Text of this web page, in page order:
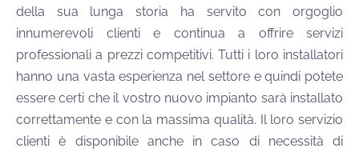
della sua lunga storia ha servito con orgoglio
innumerevoli clienti e continua a offrire servizi
professionali a prezzi competitivi. Tutti i loro installatori
hanno una vasta esperienza nel settore e quindi potete
essere certi che il vostro nuovo impianto sarà installato
correttamente e con la massima qualità. Il loro servizio
clienti è disponibile anche in caso di necessità di